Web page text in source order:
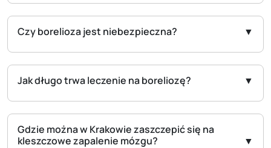
Czy borelioza jest niebezpieczna?
Jak długo trwa leczenie na boreliozę?
Gdzie można w Krakowie zaszczepić się na
kleszczowe zapalenie mózgu?